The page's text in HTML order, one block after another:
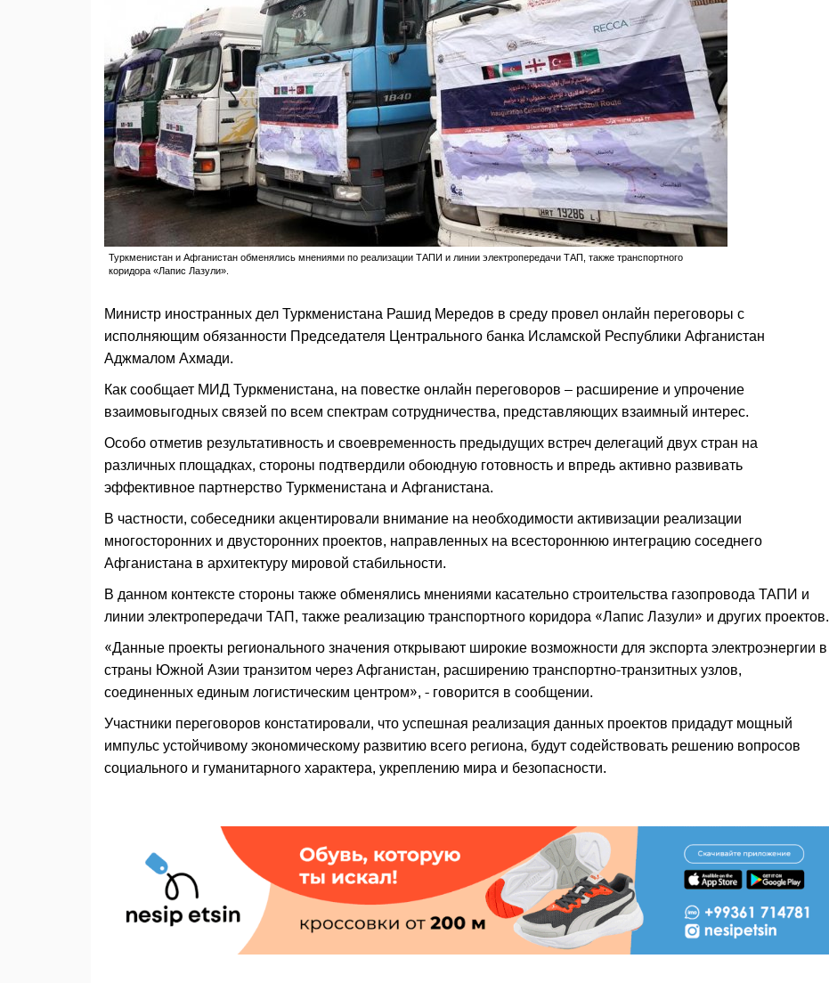
Туркменистан и Афганистан обменялись мнениями по реализации ТАПИ и линии электропередачи ТАП, также транспортного
коридора «Лапис Лазули».
Министр иностранных дел Туркменистана Рашид Мередов в среду провел онлайн переговоры с
исполняющим обязанности Председателя Центрального банка Исламской Республики Афганистан
Аджмалом Ахмади.
Как сообщает МИД Туркменистана, на повестке онлайн переговоров – расширение и упрочение
взаимовыгодных связей по всем спектрам сотрудничества, представляющих взаимный интерес.
Особо отметив результативность и своевременность предыдущих встреч делегаций двух стран на
различных площадках, стороны подтвердили обоюдную готовность и впредь активно развивать
эффективное партнерство Туркменистана и Афганистана.
В частности, собеседники акцентировали внимание на необходимости активизации реализации
многосторонних и двусторонних проектов, направленных на всестороннюю интеграцию соседнего
Афганистана в архитектуру мировой стабильности.
В данном контексте стороны также обменялись мнениями касательно строительства газопровода ТАПИ и
линии электропередачи ТАП, также реализацию транспортного коридора «Лапис Лазули» и других проектов.
«Данные проекты регионального значения открывают широкие возможности для экспорта электроэнергии в
страны Южной Азии транзитом через Афганистан, расширению транспортно-транзитных узлов,
соединенных единым логистическим центром», - говорится в сообщении.
Участники переговоров констатировали, что успешная реализация данных проектов придадут мощный
импульс устойчивому экономическому развитию всего региона, будут содействовать решению вопросов
социального и гуманитарного характера, укреплению мира и безопасности.